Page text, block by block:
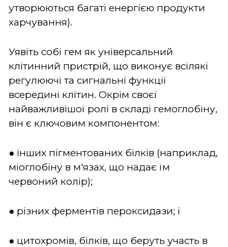
утворюються багаті енергією продукти
харчування).
Уявіть собі гем як універсальний
клітинний пристрій, що виконує всілякі
регулюючі та сигнальні функції
всередині клітин. Окрім своєї
найважливішої ролі в складі гемоглобіну,
він є ключовим компонентом:
● інших пігментованих білків (наприклад,
міоглобіну в м'язах, що надає їм
червоний колір);
● різних ферментів пероксидази; і
● цитохромів, білків, що беруть участь в